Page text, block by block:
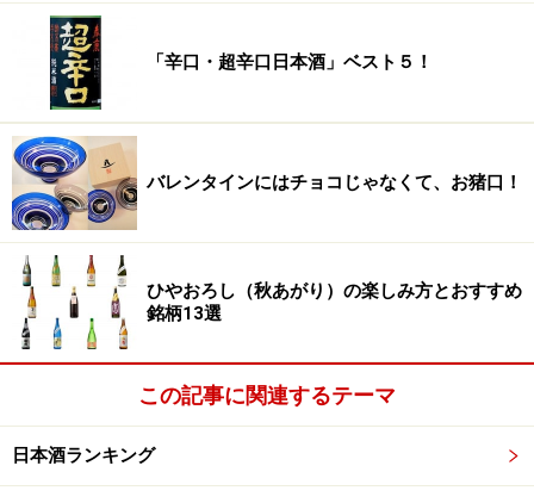
「辛口・超辛口日本酒」ベスト５！
バレンタインにはチョコじゃなくて、お猪口！
ひやおろし（秋あがり）の楽しみ方とおすすめ
銘柄13選
この記事に関連するテーマ
日本酒ランキング